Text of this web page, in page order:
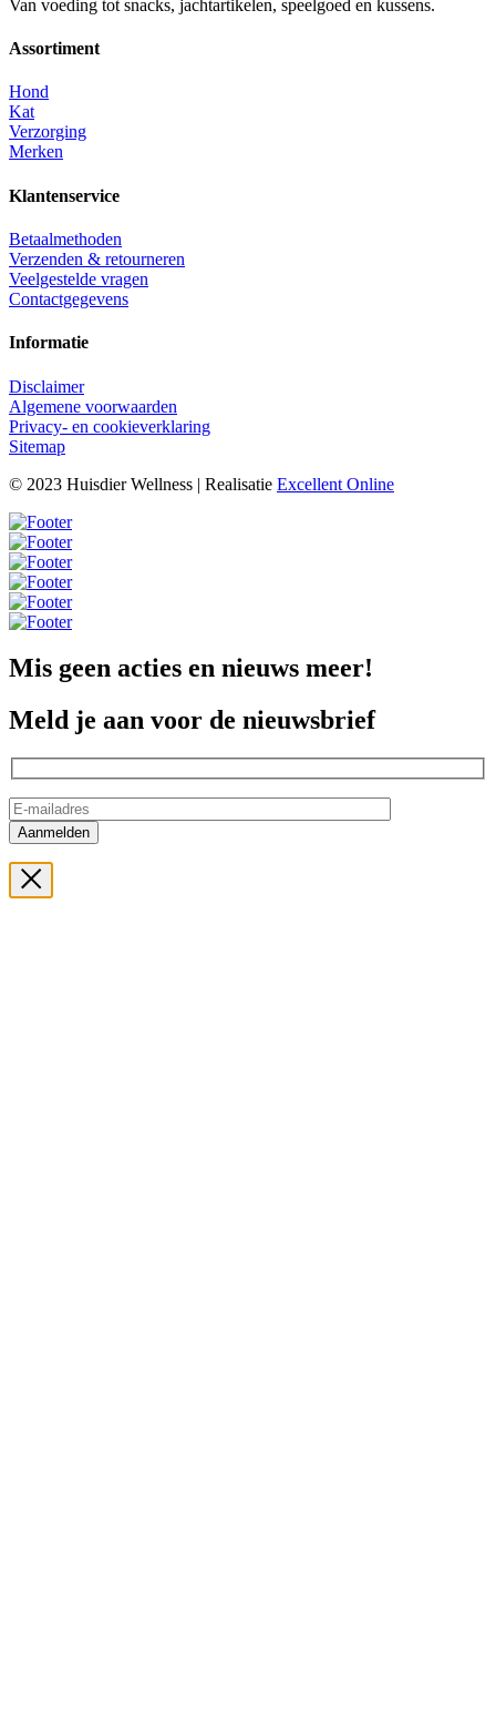
Van voeding tot snacks, jachtartikelen, speelgoed en kussens.
Assortiment
Hond
Kat
Verzorging
Merken
Klantenservice
Betaalmethoden
Verzenden & retourneren
Veelgestelde vragen
Contactgegevens
Informatie
Disclaimer
Algemene voorwaarden
Privacy- en cookieverklaring
Sitemap
© 2023 Huisdier Wellness | Realisatie Excellent Online
Mis geen acties en nieuws meer!
Meld je aan voor de nieuwsbrief